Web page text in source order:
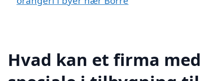
Hvad kan et firma med